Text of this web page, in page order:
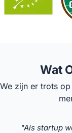
Wat
We zijn er trots
"Als startup